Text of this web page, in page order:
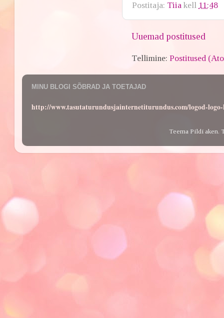
Postitaja: Tiia kell 11:48
Uuemad postitused
Tellimine:Postitused
MINU BLOGI SÕBRAD JA TOETAJAD
http://www.tasutaturundusjainternetiturundus.com/logod-
Teema Pildi aken.